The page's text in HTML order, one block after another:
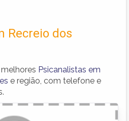
Recreio dos
Psicanalistas em
e região, com telefone e